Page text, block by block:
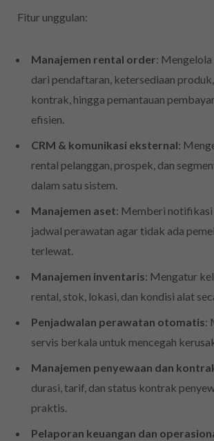
Fitur unggulan:
Manajemen rental order: Mengelola
dari pendaftaran, ketersediaan
kontrak, hingga pemantauan
efisien.
CRM & komunikasi eksternal:
rental pelanggan, prospek, dan
dalam satu sistem.
Manajemen aset: Memberi
jadwal perawatan agar tidak ada
terlewat.
Manajemen inventaris: Mengatur
rental, stok, lokasi, dan kondisi alat
Penjadwalan perawatan otomatis:
servis berkala untuk mencegah
Manajemen penyewaan dan
durasi, tarif, dan status kontrak
praktis.
Pelaporan keuangan dan